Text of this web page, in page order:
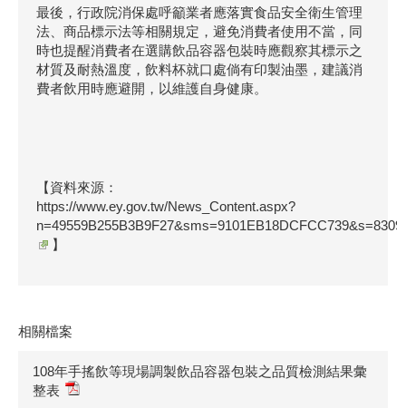
最後，行政院消保處呼籲業者應落實食品安全衛生管理
法、商品標示法等相關規定，避免消費者使用不當，同
時也提醒消費者在選購飲品容器包裝時應觀察其標示之
材質及耐熱溫度，飲料杯就口處倘有印製油墨，建議消
費者飲用時應避開，以維護自身健康。
【資料來源：
https://www.ey.gov.tw/News_Content.aspx?
】
相關檔案
108年手搖飲等現場調製飲品容器包裝之品質檢測結果彙
整表